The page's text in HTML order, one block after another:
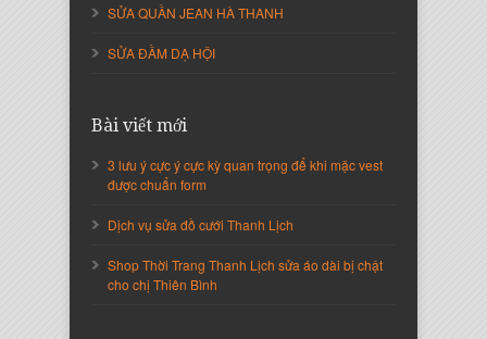
Nguyễn Thị Cẩm Loan
SỬA QUẦN JEAN HÀ THANH
SỬA ĐẦM DẠ HỘI
Bài viết mới
3 lưu ý cực ý cực kỳ quan trọng để khi mặc vest
được chuẩn form
Dịch vụ sửa đồ cưới Thanh Lịch
Shop Thời Trang Thanh Lịch sửa áo dài bị chật
cho chị Thiên Bình